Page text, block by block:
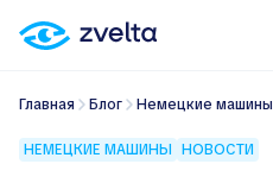
Главная Блог Немецкие машины
НЕМЕЦКИЕ МАШИНЫ НОВОСТИ